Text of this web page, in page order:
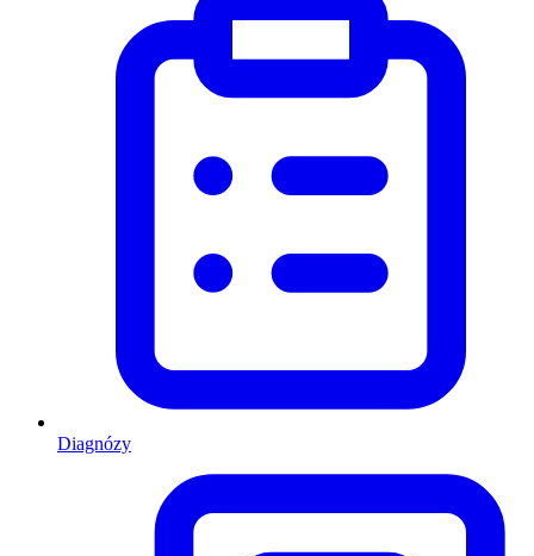
Diagnózy